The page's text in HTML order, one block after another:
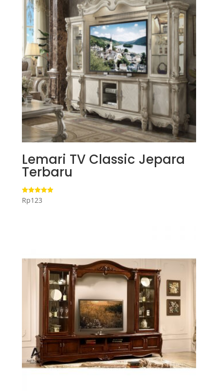
Lemari TV Classic Jepara
Terbaru
Dinilai
5.00
Rp123